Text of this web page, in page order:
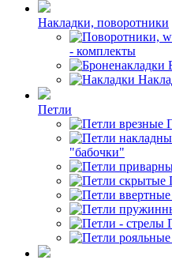
Накладки, поворотники
- комплекты
Петли
"бабочки"